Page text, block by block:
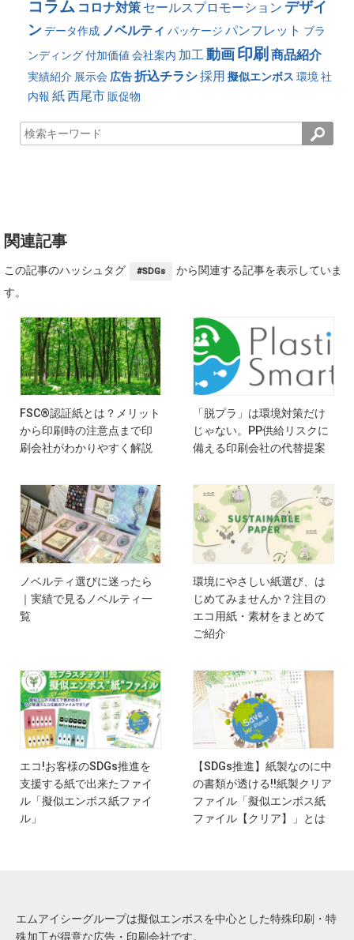
コラム コロナ対策 セールスプロモーション デザイ
ンデータ作成 ノベルティ パッケージ パンフレット ブラ
ンディング付加価値 会社案内 加工動画印刷 商品紹介
実績紹介 展示会 広告折込チラシ採用 擬似エンボス 環境 社
内報 紙西尾市 販促物
関連記事
この記事のハッシュタグ #SDGs
から関連する記事を表示していま
す。
FSC®認証紙とは？メリット
から印刷時の注意点まで印
刷会社がわかりやすく解説
「脱プラ」は環境対策だけ
じゃない。PP供給リスクに
備える印刷会社の代替提案
ノベルティ選びに迷ったら
｜実績で見るノベルティ一
覧
環境にやさしい紙選び、は
じめてみませんか？注目の
エコ用紙・素材をまとめて
ご紹介
エコ!お客様のSDGs推進を
支援する紙で出来たファイ
ル「擬似エンボス紙ファイ
ル」
【SDGs推進】紙製なのに中
の書類が透ける!!紙製クリア
ファイル「擬似エンボス紙
ファイル【クリア】」とは
エムアイシーグループは擬似エンボスを中心とした特殊印刷・特
殊加工が得意な広告・印刷会社です。